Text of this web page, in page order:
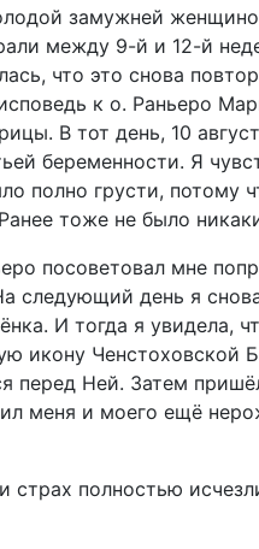
замужней
между 9-й и 12-й
что это снова
к о. Раньеро
В тот день, 10
беременности. Я
полно грусти, потому
тоже не было
посоветовал мне
следующий день я
И тогда я увидела,
икону Ченстоховской
перед Ней. Затем
меня и моего ещё
полностью